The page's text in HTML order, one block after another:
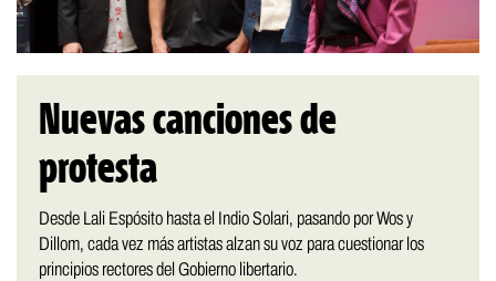
Nuevas canciones de
protesta
Desde Lali Espósito hasta el Indio Solari, pasando por Wos y
Dillom, cada vez más artistas alzan su voz para cuestionar los
principios rectores del Gobierno libertario.